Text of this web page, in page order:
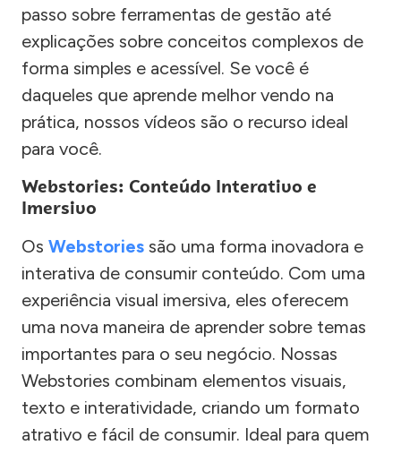
passo sobre ferramentas de gestão até
explicações sobre conceitos complexos de
forma simples e acessível. Se você é
daqueles que aprende melhor vendo na
prática, nossos vídeos são o recurso ideal
para você.
Webstories: Conteúdo Interativo e
Imersivo
Os Webstories são uma forma inovadora e
interativa de consumir conteúdo. Com uma
experiência visual imersiva, eles oferecem
uma nova maneira de aprender sobre temas
importantes para o seu negócio. Nossas
Webstories combinam elementos visuais,
texto e interatividade, criando um formato
atrativo e fácil de consumir. Ideal para quem